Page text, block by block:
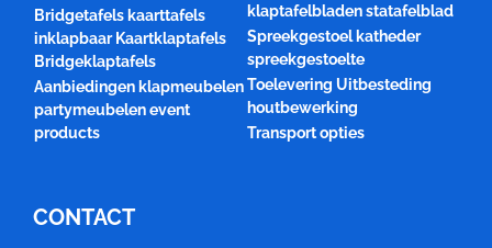
Bridgetafels kaarttafels
inklapbaar Kaartklaptafels
Bridgeklaptafels
Aanbiedingen klapmeubelen
partymeubelen event
products
klaptafelbladen statafelblad
Spreekgestoel katheder
spreekgestoelte
Toelevering Uitbesteding
houtbewerking
Transport opties
CONTACT